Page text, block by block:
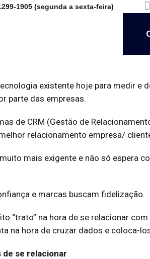
1905 (segunda a sexta-feira)
existente hoje para medir e
parte das empresas.
de CRM (Gestão de
relacionamento empresa/
mais exigente e não só espera
e marcas buscam fidelização.
“trato” na hora de se relacionar
na hora de cruzar dados e coloca-
se relacionar